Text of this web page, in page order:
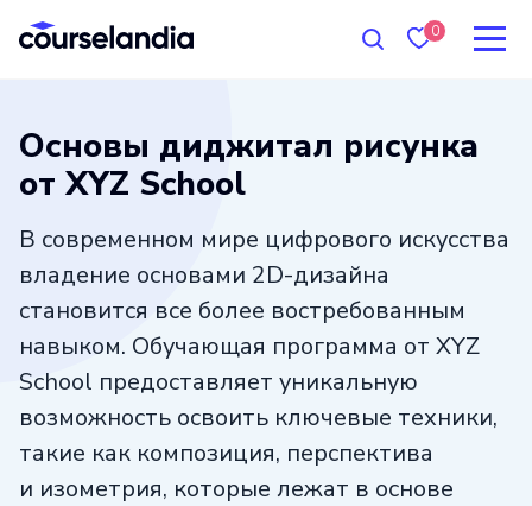
0
Основы диджитал рисунка
от XYZ School
В современном мире цифрового искусства
владение основами 2D-дизайна
становится все более востребованным
навыком. Обучающая программа от XYZ
School предоставляет уникальную
возможность освоить ключевые техники,
такие как композиция, перспектива
и изометрия, которые лежат в основе